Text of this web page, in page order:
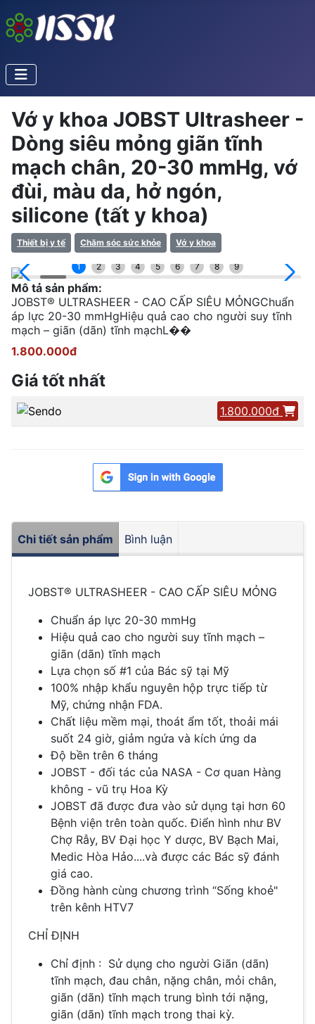
Vớ y khoa JOBST Ultrasheer -
Dòng siêu mỏng giãn tĩnh
mạch chân, 20-30 mmHg, vớ
đùi, màu da, hở ngón,
silicone (tất y khoa)
Thiết bị y tế Chăm sóc sức khỏe Vớ y khoa
1 2 3 4 5 6 7 8 9
Mô tả sản phẩm:
JOBST® ULTRASHEER - CAO CẤP SIÊU MỎNGChuẩn
áp lực 20-30 mmHgHiệu quả cao cho người suy tĩnh
mạch – giãn (dãn) tĩnh mạchL��
1.800.000đ
Giá tốt nhất
1.800.000đ
Chi tiết sản phẩm Bình luận
JOBST® ULTRASHEER - CAO CẤP SIÊU MỎNG
Chuẩn áp lực 20-30 mmHg
Hiệu quả cao cho người suy tĩnh mạch –
giãn (dãn) tĩnh mạch
Lựa chọn số #1 của Bác sỹ tại Mỹ
100% nhập khẩu nguyên hộp trực tiếp từ
Mỹ, chứng nhận FDA.
Chất liệu mềm mại, thoát ẩm tốt, thoải mái
suốt 24 giờ, giảm ngứa và kích ứng da
Độ bền trên 6 tháng
JOBST - đối tác của NASA - Cơ quan Hàng
không - vũ trụ Hoa Kỳ
JOBST đã được đưa vào sử dụng tại hơn 60
Bệnh viện trên toàn quốc. Điển hình như BV
Chợ Rẫy, BV Đại học Y dược, BV Bạch Mai,
Medic Hòa Hảo....và được các Bác sỹ đánh
giá cao.
Đồng hành cùng chương trình “Sống khoẻ"
trên kênh HTV7
CHỈ ĐỊNH
Chỉ định : Sử dụng cho người Giãn (dãn)
tĩnh mạch, đau chân, nặng chân, mỏi chân,
giãn (dãn) tĩnh mạch trung bình tới nặng,
giãn (dãn) tĩnh mạch trong thai kỳ.